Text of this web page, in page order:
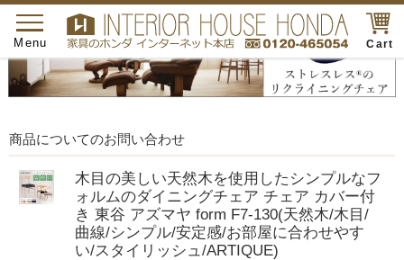
Cart
toggle
navigation
Menu
商品についてのお問い合わせ
木目の美しい天然木を使用したシンプルなフ
ォルムのダイニングチェア チェア カバー付
き 東谷 アズマヤ form F7-130(天然木/木目/
曲線/シンプル/安定感/お部屋に合わせやす
い/スタイリッシュ/ARTIQUE)